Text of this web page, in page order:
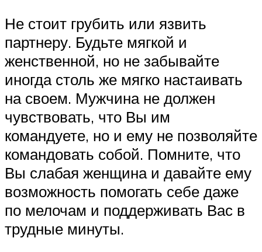
Не стоит грубить или язвить
партнеру. Будьте мягкой и
женственной, но не забывайте
иногда столь же мягко настаивать
на своем. Мужчина не должен
чувствовать, что Вы им
командуете, но и ему не позволяйте
командовать собой. Помните, что
Вы слабая женщина и давайте ему
возможность помогать себе даже
по мелочам и поддерживать Вас в
трудные минуты.